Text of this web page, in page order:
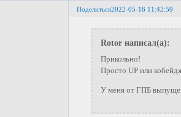
Поделиться2022-05-16 11:42:59
Rotor написал(а):
Прикольно!
Просто UP или
У меня от ГПБ